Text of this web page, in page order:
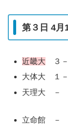
第３日 4月
近畿大 ３
大体大 １
天理大 －
立命館 －